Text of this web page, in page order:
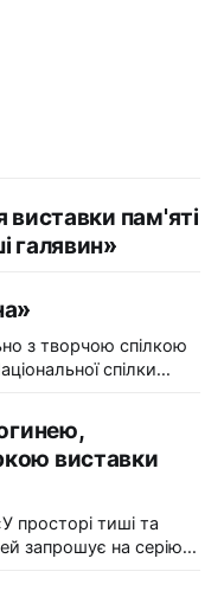
пам'яті
галявин»
з творчою спілкою
спілки
Черкащини, чий
їх талант і
глядача мовою
виставки
просторі тиші та
запрошує на серію